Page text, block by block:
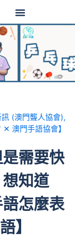
(澳門聾人協會),
澳門手語協會】
需要快
知道
語怎麼表
】